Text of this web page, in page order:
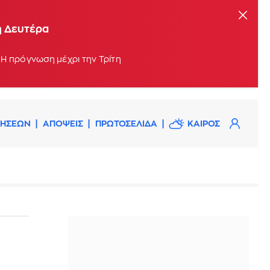
Δευτέρα
πρόγνωση μέχρι την Τρίτη
ΑΠΟΨΕΙΣ ΠΡΩΤΟΣΕΛΙΔΑ ΚΑΙΡΟΣ